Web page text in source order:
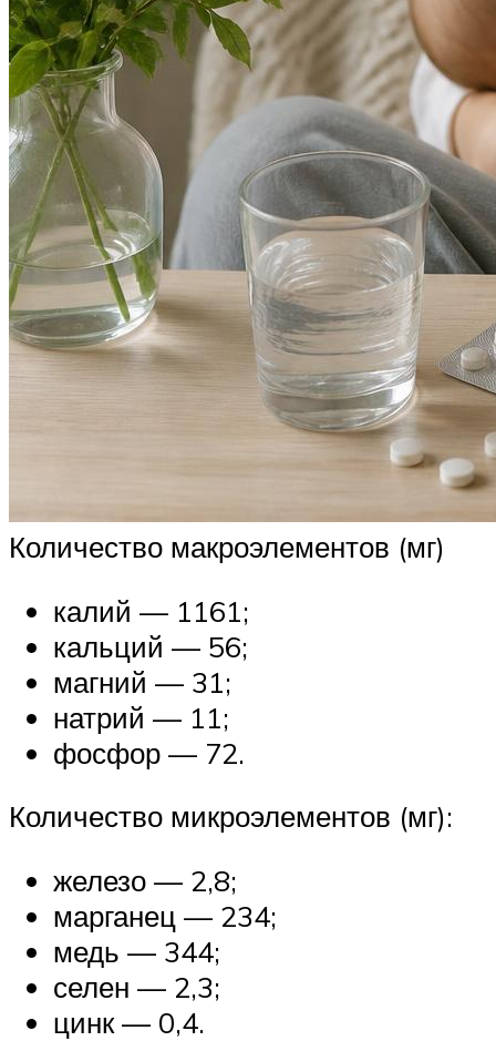
Количество макроэлементов (мг)
калий — 1161;
кальций — 56;
магний — 31;
натрий — 11;
фосфор — 72.
Количество микроэлементов (мг):
железо — 2,8;
марганец — 234;
медь — 344;
селен — 2,3;
цинк — 0,4.